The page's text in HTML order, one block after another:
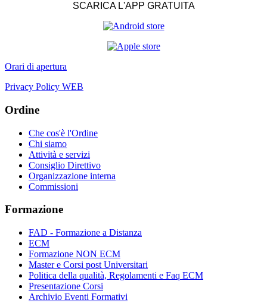
SCARICA L'APP GRATUITA
Orari di apertura
Privacy Policy WEB
Ordine
Che cos'è l'Ordine
Chi siamo
Attività e servizi
Consiglio Direttivo
Organizzazione interna
Commissioni
Formazione
FAD - Formazione a Distanza
ECM
Formazione NON ECM
Master e Corsi post Universitari
Politica della qualità, Regolamenti e Faq ECM
Presentazione Corsi
Archivio Eventi Formativi